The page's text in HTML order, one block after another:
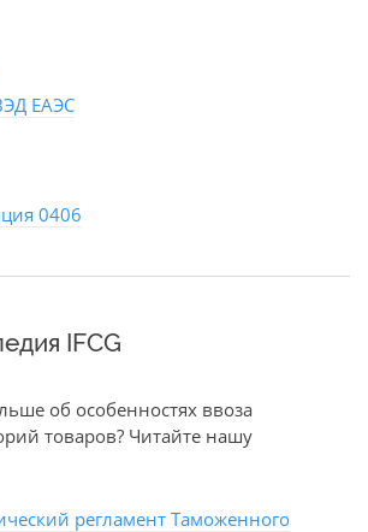
ЕАЭС
0406
IFCG
об особенностях ввоза
товаров? Читайте нашу
регламент Таможенного